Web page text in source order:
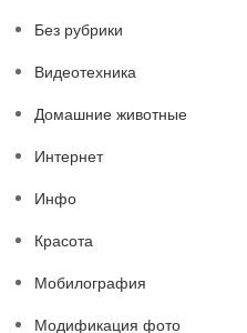
Без рубрики
Видеотехника
Домашние животные
Интернет
Инфо
Красота
Мобилография
Модификация фото